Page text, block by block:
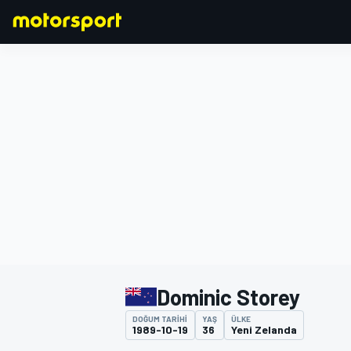
Dominic Storey
DOĞUM TARIHI
1989-10-19
YAŞ
36
ÜLKE
Yeni Zelanda